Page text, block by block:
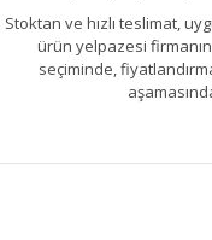
Stoktan ve hızlı teslimat,
ürün yelpazesi
seçiminde,